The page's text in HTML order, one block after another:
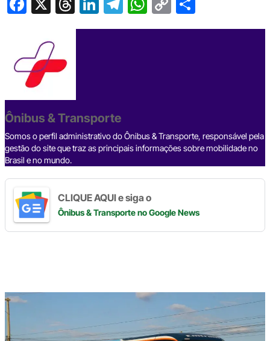
e
b
o
o
k
hr
s
n el h o h
Ônibus & Transporte
Somos o perfil administrativo do Ônibus & Transporte, responsável pela
gestão do site que traz as principais informações sobre mobilidade no
Brasil e no mundo.
CLIQUE AQUI e siga o
Ônibus & Transporteno Google News
Digite
aqui
o
seu